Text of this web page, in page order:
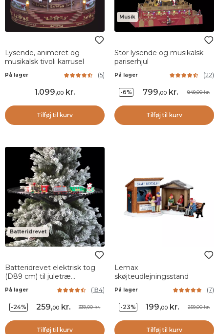
Lysende, animeret og
musikalsk tivoli karrusel
På lager (5)
1.099,00 kr.
Tilføj til kurv
Musik
Stor lysende og musikalsk
pariserhjul
På lager (22)
-6% 799,00kr. 849,00 kr.
Tilføj til kurv
Batteridrevet
Batteridrevet elektrisk tog
(D89 cm) til juletræ
Montparnasse
På lager (184)
-24% 259,00kr. 339,00 kr.
Tilføj til kurv
Lemax
skøjteudlejningsstand
På lager (7)
-23% 199,00 kr. 259,00 kr.
Tilføj til kurv